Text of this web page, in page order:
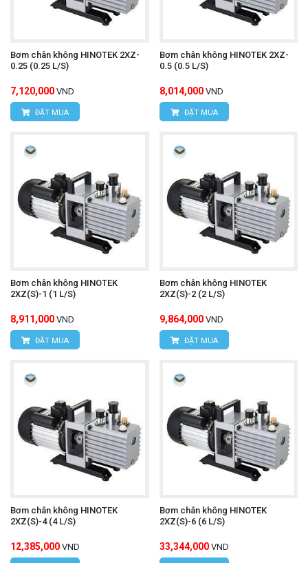
Bơm chân không HINOTEK 2XZ-
0.25 (0.25 L/S)
7,120,000 VND
ĐẶT MUA
Bơm chân không HINOTEK 2XZ-
0.5 (0.5 L/S)
8,014,000 VND
ĐẶT MUA
Bơm chân không HINOTEK
2XZ(S)-1 (1 L/S)
8,911,000 VND
ĐẶT MUA
Bơm chân không HINOTEK
2XZ(S)-2 (2 L/S)
9,864,000 VND
ĐẶT MUA
Bơm chân không HINOTEK
2XZ(S)-4 (4 L/S)
12,385,000 VND
Bơm chân không HINOTEK
2XZ(S)-6 (6 L/S)
33,344,000 VND